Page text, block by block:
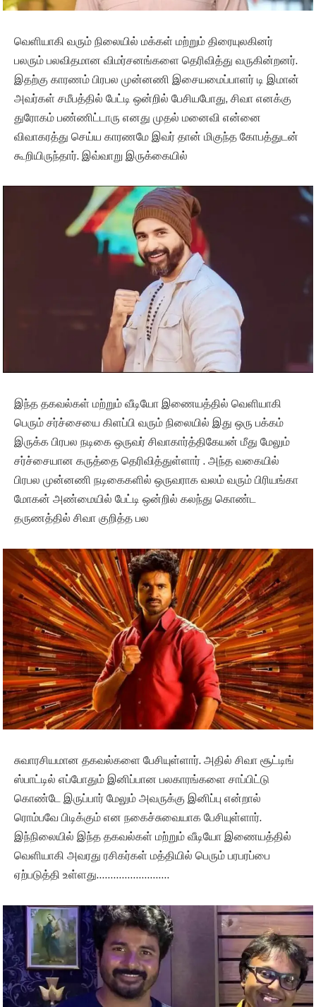
வெளியாகி வரும் நிலையில் மக்கள் மற்றும் திரையுலகினர்
பலரும் பலவிதமான விமர்சனங்களை தெரிவித்து வருகின்றனர்.
இதற்கு காரணம் பிரபல முன்னணி இசையமைப்பாளர் டி இமான்
அவர்கள் சமீபத்தில் பேட்டி ஒன்றில் பேசியபோது, சிவா எனக்கு
துரோகம் பண்ணிட்டாரு எனது முதல் மனைவி என்னை
விவாகரத்து செய்ய காரணமே இவர் தான் மிகுந்த கோபத்துடன்
கூறியிருந்தார். இவ்வாறு இருக்கையில்
இந்த தகவல்கள் மற்றும் வீடியோ இணையத்தில் வெளியாகி
பெரும் சர்ச்சையை கிளப்பி வரும் நிலையில் இது ஒரு பக்கம்
இருக்க பிரபல நடிகை ஒருவர் சிவாகார்த்திகேயன் மீது மேலும்
சர்ச்சையான கருத்தை தெரிவித்துள்ளார் . அந்த வகையில்
பிரபல முன்னணி நடிகைகளில் ஒருவராக வலம் வரும் பிரியங்கா
மோகன் அண்மையில் பேட்டி ஒன்றில் கலந்து கொண்ட
தருணத்தில் சிவா குறித்த பல
சுவாரசியமான தகவல்களை பேசியுள்ளார். அதில் சிவா சூட்டிங்
ஸ்பாட்டில் எப்போதும் இனிப்பான பலகாரங்களை சாப்பிட்டு
கொண்டே இருப்பார் மேலும் அவருக்கு இனிப்பு என்றால்
ரொம்பவே பிடிக்கும் என நகைச்சுவையாக பேசியுள்ளார்.
இந்நிலையில் இந்த தகவல்கள் மற்றும் வீடியோ இணையத்தில்
வெளியாகி அவரது ரசிகர்கள் மத்தியில் பெரும் பரபரப்பை
ஏற்படுத்தி உள்ளது……………………..